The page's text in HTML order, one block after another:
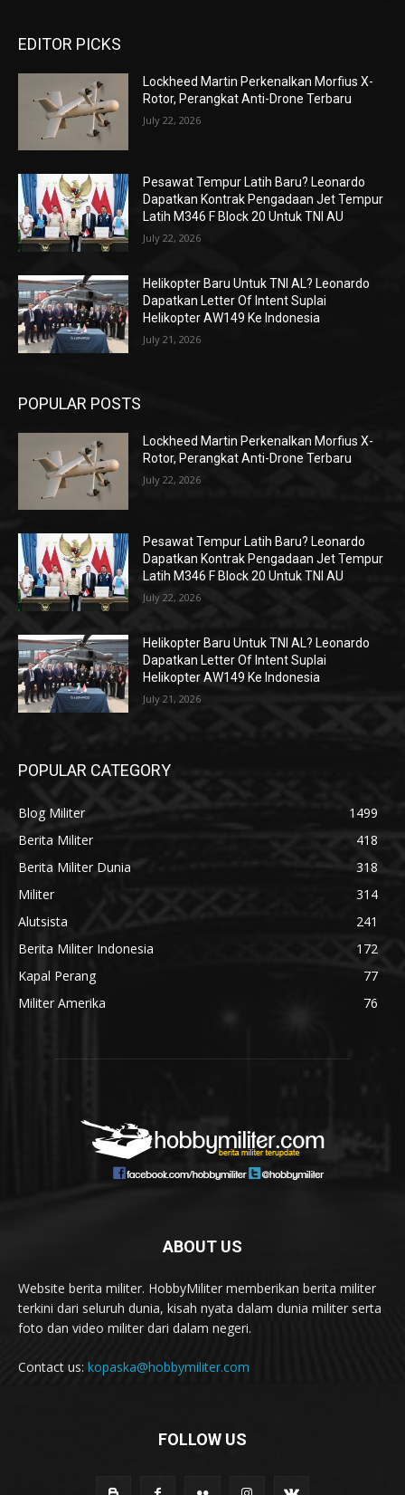
EDITOR PICKS
Lockheed Martin Perkenalkan Morfius X-
Rotor, Perangkat Anti-Drone Terbaru
July 22, 2026
Pesawat Tempur Latih Baru? Leonardo
Dapatkan Kontrak Pengadaan Jet Tempur
Latih M346 F Block 20 Untuk TNI AU
July 22, 2026
Helikopter Baru Untuk TNI AL? Leonardo
Dapatkan Letter Of Intent Suplai
Helikopter AW149 Ke Indonesia
July 21, 2026
POPULAR POSTS
Lockheed Martin Perkenalkan Morfius X-
Rotor, Perangkat Anti-Drone Terbaru
July 22, 2026
Pesawat Tempur Latih Baru? Leonardo
Dapatkan Kontrak Pengadaan Jet Tempur
Latih M346 F Block 20 Untuk TNI AU
July 22, 2026
Helikopter Baru Untuk TNI AL? Leonardo
Dapatkan Letter Of Intent Suplai
Helikopter AW149 Ke Indonesia
July 21, 2026
POPULAR CATEGORY
Blog Militer
1499
Berita Militer
418
Berita Militer Dunia
318
Militer
314
Alutsista
241
Berita Militer Indonesia
172
Kapal Perang
77
Militer Amerika
76
ABOUT US
Website berita militer. HobbyMiliter memberikan berita militer
terkini dari seluruh dunia, kisah nyata dalam dunia militer serta
foto dan video militer dari dalam negeri.
Contact us: kopaska@hobbymiliter.com
FOLLOW US